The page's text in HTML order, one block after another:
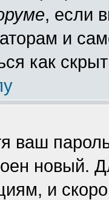
, если
и
как
ваш
новый.
и